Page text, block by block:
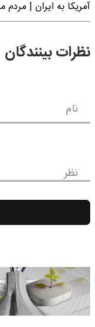
آمریکا به ایران |
نظرات بینندگان
نام
نظر